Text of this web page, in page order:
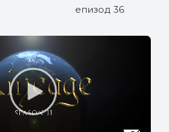
епизод 36
Play
Video